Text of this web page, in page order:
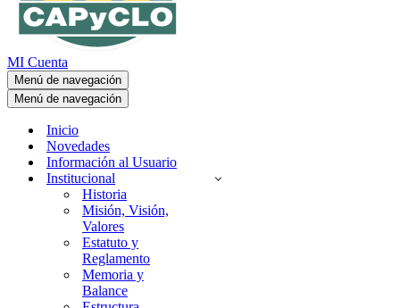
MI Cuenta
Menú de navegación
Menú de navegación
Inicio
Novedades
Información al Usuario
Institucional
Historia
Misión, Visión,
Valores
Estatuto y
Reglamento
Memoria y
Balance